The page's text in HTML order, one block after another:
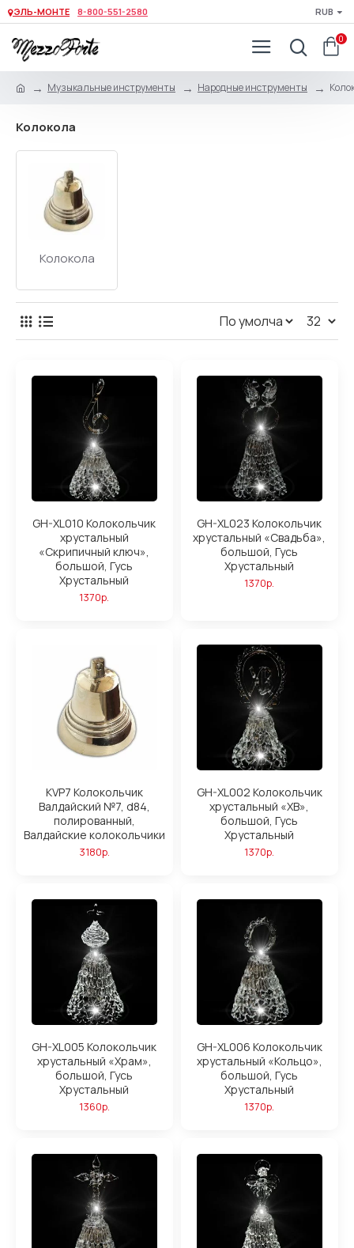
ЭЛЬ-МОНТЕ 8-800-551-2580 RUB
0
Музыкальные инструменты Народные инструменты
Колокола
Колокола
GH-XL010 Колокольчик
хрустальный
«Скрипичный ключ»,
большой, Гусь
Хрустальный
1370р.
GH-XL023 Колокольчик
хрустальный «Свадьба»,
большой, Гусь
Хрустальный
1370р.
KVP7 Колокольчик
Валдайский №7, d84,
полированный,
Валдайские колокольчики
3180р.
GH-XL002 Колокольчик
хрустальный «ХВ»,
большой, Гусь
Хрустальный
1370р.
GH-XL005 Колокольчик
хрустальный «Храм»,
большой, Гусь
Хрустальный
1360р.
GH-XL006 Колокольчик
хрустальный «Кольцо»,
большой, Гусь
Хрустальный
1370р.